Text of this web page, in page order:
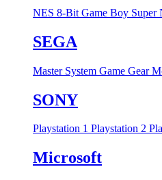
NES 8-Bit Game Boy Super
SEGA
Master System Game Gear
SONY
Playstation 1 Playstation 2
Microsoft